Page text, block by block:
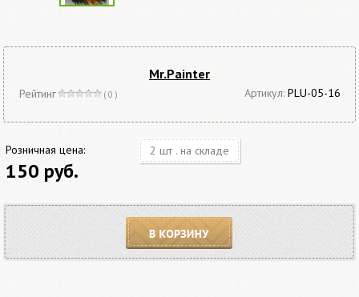
Mr.Painter
Рейтинг ( 0 ) Артикул: PLU-05-16
Розничная цена:
150 руб.
2 шт . на складе
В корзину